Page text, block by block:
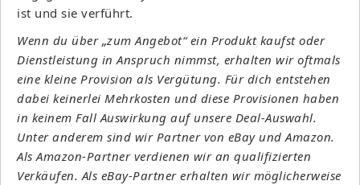
ist und sie verführt.
Wenn du über „zum Angebot“ ein Produkt kaufst oder
Dienstleistung in Anspruch nimmst, erhalten wir oftmals
eine kleine Provision als Vergütung. Für dich entstehen
dabei keinerlei Mehrkosten und diese Provisionen haben
in keinem Fall Auswirkung auf unsere Deal-Auswahl.
Unter anderem sind wir Partner von eBay und Amazon.
Als Amazon-Partner verdienen wir an qualifizierten
Verkäufen. Als eBay-Partner erhalten wir möglicherweise